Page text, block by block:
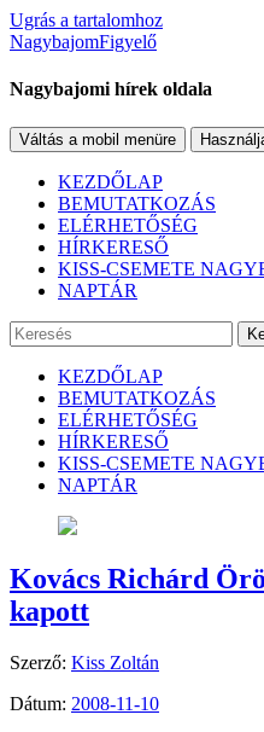
Ugrás a tartalomhoz
NagybajomFigyelő
Nagybajomi hírek oldala
Váltás a mobil menüre
KEZDŐLAP
BEMUTATKOZÁS
ELÉRHETŐSÉG
HÍRKERESŐ
KISS-CSEMETE
NAPTÁR
KEZDŐLAP
BEMUTATKOZÁS
ELÉRHETŐSÉG
HÍRKERESŐ
KISS-CSEMETE
NAPTÁR
Kovács Richárd
kapott
Szerző: Kiss Zoltán
Dátum: 2008-11-10